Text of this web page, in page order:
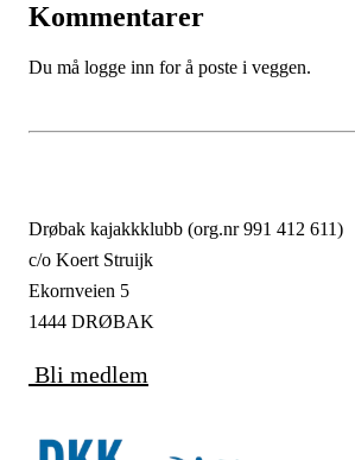
Kommentarer
Du må logge inn for å poste i veggen.
Drøbak kajakkklubb (org.nr 991 412 611)
c/o Koert Struijk
Ekornveien 5
1444 DRØBAK
Bli medlem